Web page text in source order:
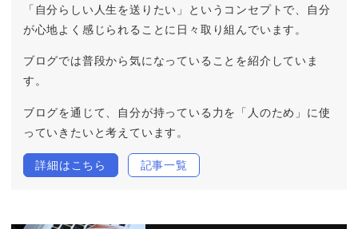
「自分らしい人生を送りたい」というコンセプトで、自分
が心地よく感じられることに日々取り組んでいます。
ブログでは普段から気になっていることを紹介していま
す。
ブログを通じて、自分が持っている力を「人のため」に使
っていきたいと考えています。
詳細はこちら 記事一覧